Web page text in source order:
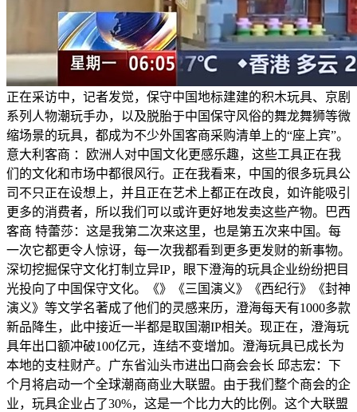
正在采访中，记者发觉，保守中国地标建建的积木玩具、京剧
系列人物潮玩手办，以及脱胎于中国保守风俗的舞龙舞狮等微
缩场景的玩具，都成为不少外国客商采购清单上的“座上宾”。
意大利客商 ：欧洲人对中国文化更感乐趣，这些工具正在我
们的文化和市场中都很风行。正在我看来，中国的很多玩具公
司不只正在设想上，并且正在艺术上都正在改良，如许能吸引
更多的消费者，所以我们可以或许更好地发卖这些产物。巴西
客商 特蕾莎：这是我第二次来这里，也是第五次来中国。每
一次它都更令人惊讶，每一次我都看到更多更发财的新事物。
深切挖掘保守文化打制立异IP，眼下澄海的玩具企业纷纷把目
光投向了中国保守文化。《》《三国演义》《西纪行》《封神
演义》等文学名著成了他们的灵感来历，澄海每天有1000多款
新品降生，此中接近一半都是取国潮IP相关。现正在，澄海玩
具年出口额冲破100亿元，连结不变增加。澄海玩具已成长为
本地的支柱财产。广东省汕头市进出口商会会长 邱志宏：下
个月将启动一个全球潮商商业大联盟。由于我们整个商会的企
业，玩具企业占了30%，这是一个比力大的比例。这个大联盟